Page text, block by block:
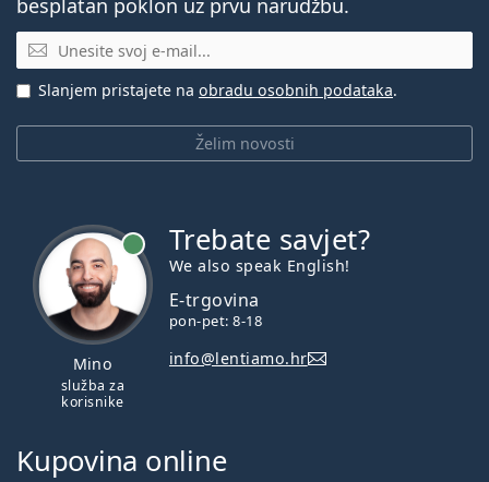
E-mail
Želim novosti
Slanjem pristajete na obradu osobnih podataka.
Mino
služba za
korisnike
Trebate savjet?
We also speak English!
E-trgovina
pon-pet: 8-18
info@lentiamo.hr
Kupovina online